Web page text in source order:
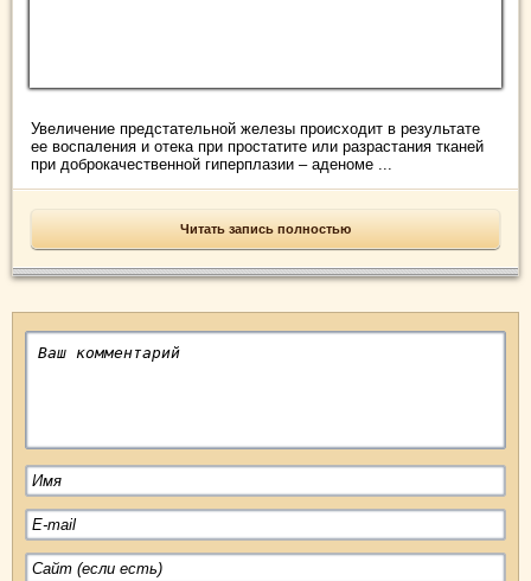
Увеличение предстательной железы происходит в результате
ее воспаления и отека при простатите или разрастания тканей
при доброкачественной гиперплазии – аденоме ...
Читать запись полностью